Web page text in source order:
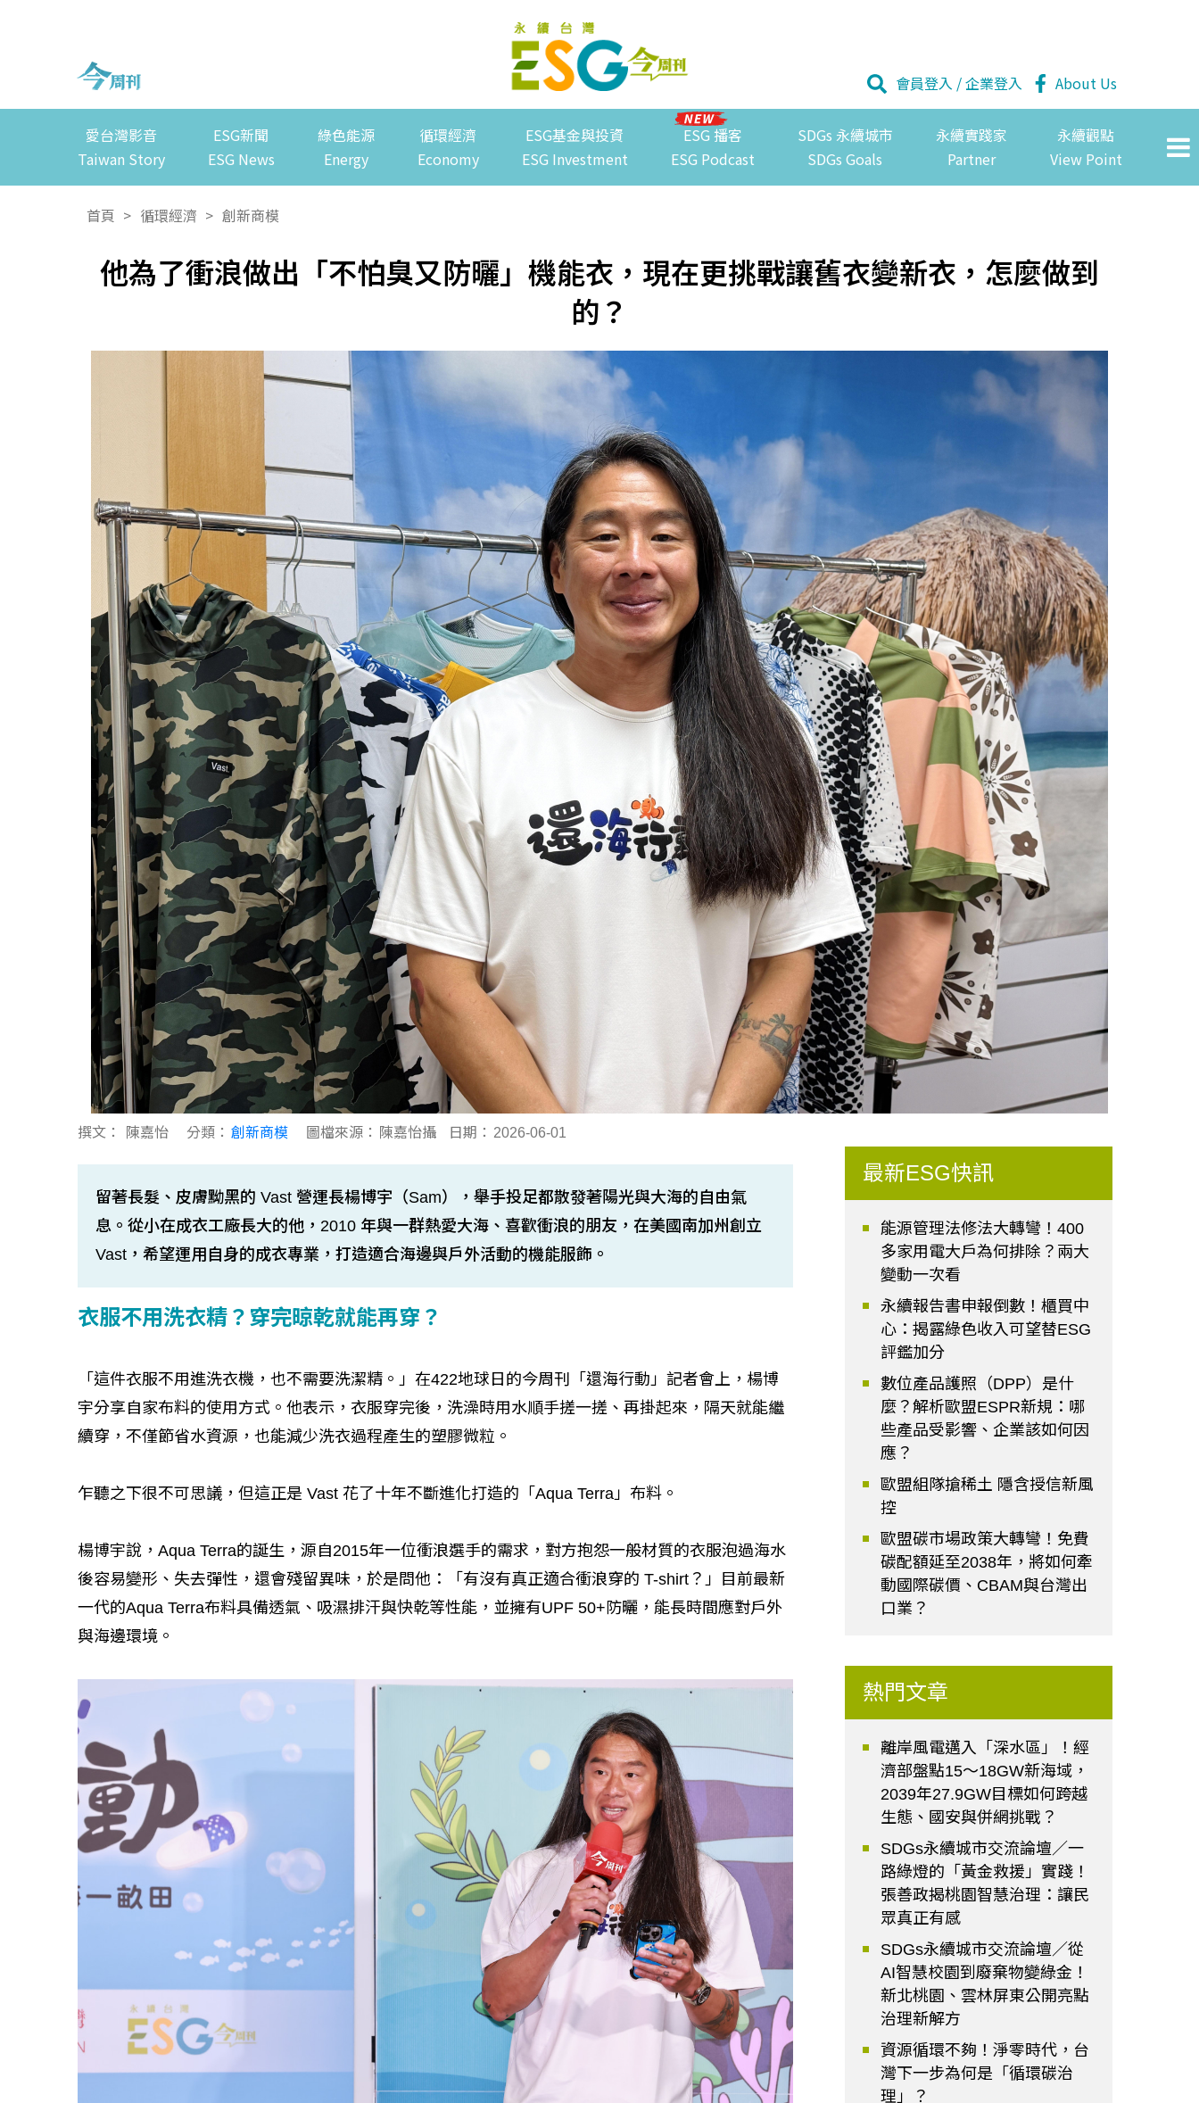
會員登入 /企業登入 About Us
愛台灣影音
Taiwan Story
ESG新聞
ESG News
綠色能源
Energy
循環經濟
Economy
ESG基金與投資
ESG Investment
ESG 播客
ESG Podcast
SDGs 永續城市
SDGs Goals
永續實踐家
Partner
永續觀點
View Point
首頁 > 循環經濟 > 創新商模
他為了衝浪做出「不怕臭又防曬」機能衣，現在更挑戰讓舊衣變新衣，怎麼做到
的？
撰文： 陳嘉怡 分類： 創新商模 圖檔來源： 陳嘉怡攝 日期： 2026-06-01
留著長髮、皮膚黝黑的 Vast 營運長楊博宇（Sam），舉手投足都散發著陽光與大海的自由氣
息。從小在成衣工廠長大的他，2010 年與一群熱愛大海、喜歡衝浪的朋友，在美國南加州創立
Vast，希望運用自身的成衣專業，打造適合海邊與戶外活動的機能服飾。
衣服不用洗衣精？穿完晾乾就能再穿？
「這件衣服不用進洗衣機，也不需要洗潔精。」在422地球日的今周刊「還海行動」記者會上，楊博
宇分享自家布料的使用方式。他表示，衣服穿完後，洗澡時用水順手搓一搓、再掛起來，隔天就能繼
續穿，不僅節省水資源，也能減少洗衣過程產生的塑膠微粒。
乍聽之下很不可思議，但這正是 Vast 花了十年不斷進化打造的「Aqua Terra」布料。
楊博宇說，Aqua Terra的誕生，源自2015年一位衝浪選手的需求，對方抱怨一般材質的衣服泡過海水
後容易變形、失去彈性，還會殘留異味，於是問他：「有沒有真正適合衝浪穿的 T-shirt？」目前最新
一代的Aqua Terra布料具備透氣、吸濕排汗與快乾等性能，並擁有UPF 50+防曬，能長時間應對戶外
與海邊環境。
最新ESG快訊
能源管理法修法大轉彎！400
多家用電大戶為何排除？兩大
變動一次看
永續報告書申報倒數！櫃買中
心：揭露綠色收入可望替ESG
評鑑加分
數位產品護照（DPP）是什
麼？解析歐盟ESPR新規：哪
些產品受影響、企業該如何因
應？
歐盟組隊搶稀土 隱含授信新風
控
歐盟碳市場政策大轉彎！免費
碳配額延至2038年，將如何牽
動國際碳價、CBAM與台灣出
口業？
熱門文章
離岸風電邁入「深水區」！經
濟部盤點15～18GW新海域，
2039年27.9GW目標如何跨越
生態、國安與併網挑戰？
SDGs永續城市交流論壇／一
路綠燈的「黃金救援」實踐！
張善政揭桃園智慧治理：讓民
眾真正有感
SDGs永續城市交流論壇／從
AI智慧校園到廢棄物變綠金！
新北桃園、雲林屏東公開亮點
治理新解方
資源循環不夠！淨零時代，台
灣下一步為何是「循環碳治
理」？